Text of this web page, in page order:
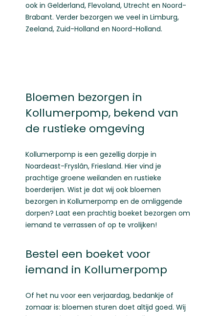
ook in Gelderland, Flevoland, Utrecht en Noord-
Brabant. Verder bezorgen we veel in Limburg,
Zeeland, Zuid-Holland en Noord-Holland.
Bloemen bezorgen in
Kollumerpomp, bekend van
de rustieke omgeving
Kollumerpomp is een gezellig dorpje in
Noardeast-Fryslân, Friesland. Hier vind je
prachtige groene weilanden en rustieke
boerderijen. Wist je dat wij ook bloemen
bezorgen in Kollumerpomp en de omliggende
dorpen? Laat een prachtig boeket bezorgen om
iemand te verrassen of op te vrolijken!
Bestel een boeket voor
iemand in Kollumerpomp
Of het nu voor een verjaardag, bedankje of
zomaar is: bloemen sturen doet altijd goed. Wij